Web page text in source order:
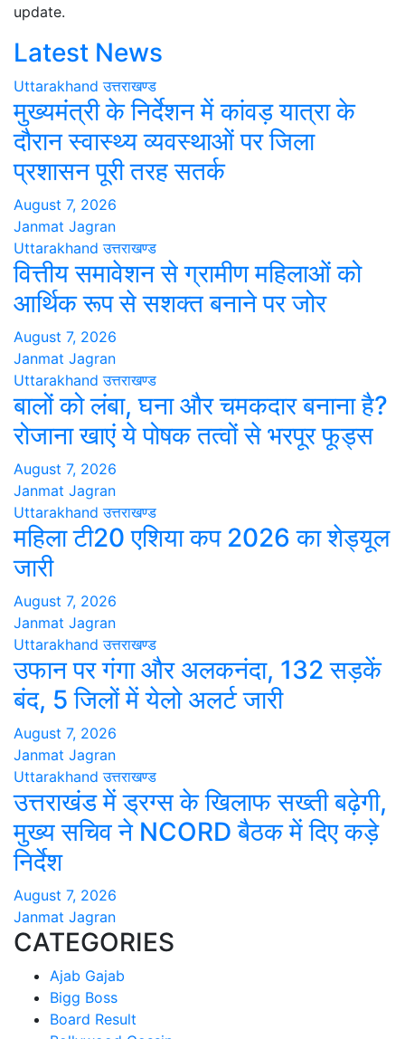
update.
Latest News
Uttarakhand उत्तराखण्ड
मुख्यमंत्री के निर्देशन में कांवड़ यात्रा के
दौरान स्वास्थ्य व्यवस्थाओं पर जिला
प्रशासन पूरी तरह सतर्क
August 7, 2026
Janmat Jagran
Uttarakhand उत्तराखण्ड
वित्तीय समावेशन से ग्रामीण महिलाओं को
आर्थिक रूप से सशक्त बनाने पर जोर
August 7, 2026
Janmat Jagran
Uttarakhand उत्तराखण्ड
बालों को लंबा, घना और चमकदार बनाना है?
रोजाना खाएं ये पोषक तत्वों से भरपूर फूड्स
August 7, 2026
Janmat Jagran
Uttarakhand उत्तराखण्ड
महिला टी20 एशिया कप 2026 का शेड्यूल
जारी
August 7, 2026
Janmat Jagran
Uttarakhand उत्तराखण्ड
उफान पर गंगा और अलकनंदा, 132 सड़कें
बंद, 5 जिलों में येलो अलर्ट जारी
August 7, 2026
Janmat Jagran
Uttarakhand उत्तराखण्ड
उत्तराखंड में ड्रग्स के खिलाफ सख्ती बढ़ेगी,
मुख्य सचिव ने NCORD बैठक में दिए कड़े
निर्देश
August 7, 2026
Janmat Jagran
CATEGORIES
Ajab Gajab
Bigg Boss
Board Result